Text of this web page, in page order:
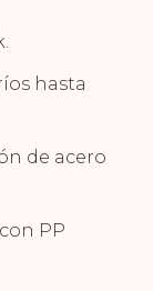
hasta
de acero
PP